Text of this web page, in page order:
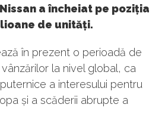
a încheiat pe poziția
de unități.
în prezent o perioadă de
la nivel global, ca
a interesului pentru
și a scăderii abrupte a